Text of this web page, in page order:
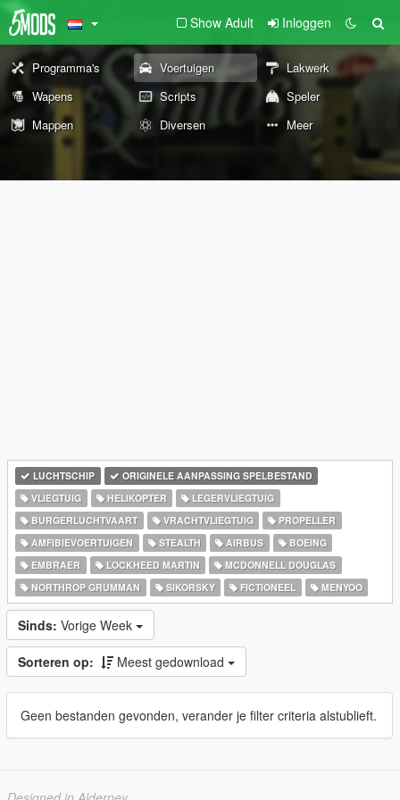
Show Adult Inloggen
Programma's Voertuigen
Lakwerk
Wapens
Scripts
Speler
Mappen
Diversen Meer
LUCHTSCHIP
ORIGINELE AANPASSING SPELBESTAND
VLIEGTUIG
HELIKOPTER
LEGERVLIEGTUIG
BURGERLUCHTVAART
VRACHTVLIEGTUIG
PROPELLER
AMFIBIEVOERTUIGEN
STEALTH AIRBUS
BOEING
EMBRAER
LOCKHEED MARTIN
MCDONNELL DOUGLAS
NORTHROP GRUMMAN
SIKORSKY FICTIONEEL MENYOO
Sinds: Vorige Week
Sorteren op: Meest gedownload
Geen bestanden gevonden, verander je filter criteria alstublieft.